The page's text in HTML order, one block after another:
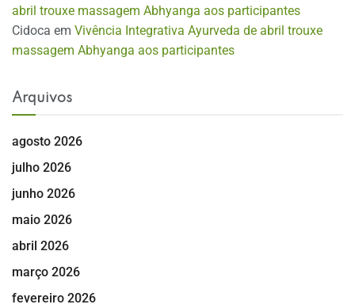
abril trouxe massagem Abhyanga aos participantes
Cidoca em Vivência Integrativa Ayurveda de abril trouxe
massagem Abhyanga aos participantes
Arquivos
agosto 2026
julho 2026
junho 2026
maio 2026
abril 2026
março 2026
fevereiro 2026